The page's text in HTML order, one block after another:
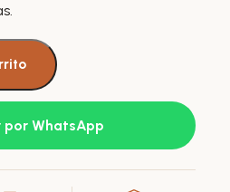
por WhatsApp